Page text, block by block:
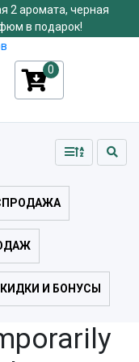
2 аромата, черная
в подарок!
0
И БОНУСЫ